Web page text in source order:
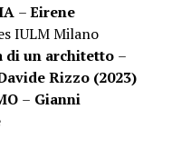
–Eirene
IULM Milano
di un architetto –
Rizzo (2023)
– Gianni